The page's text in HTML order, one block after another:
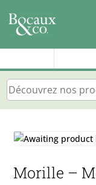
Morille –